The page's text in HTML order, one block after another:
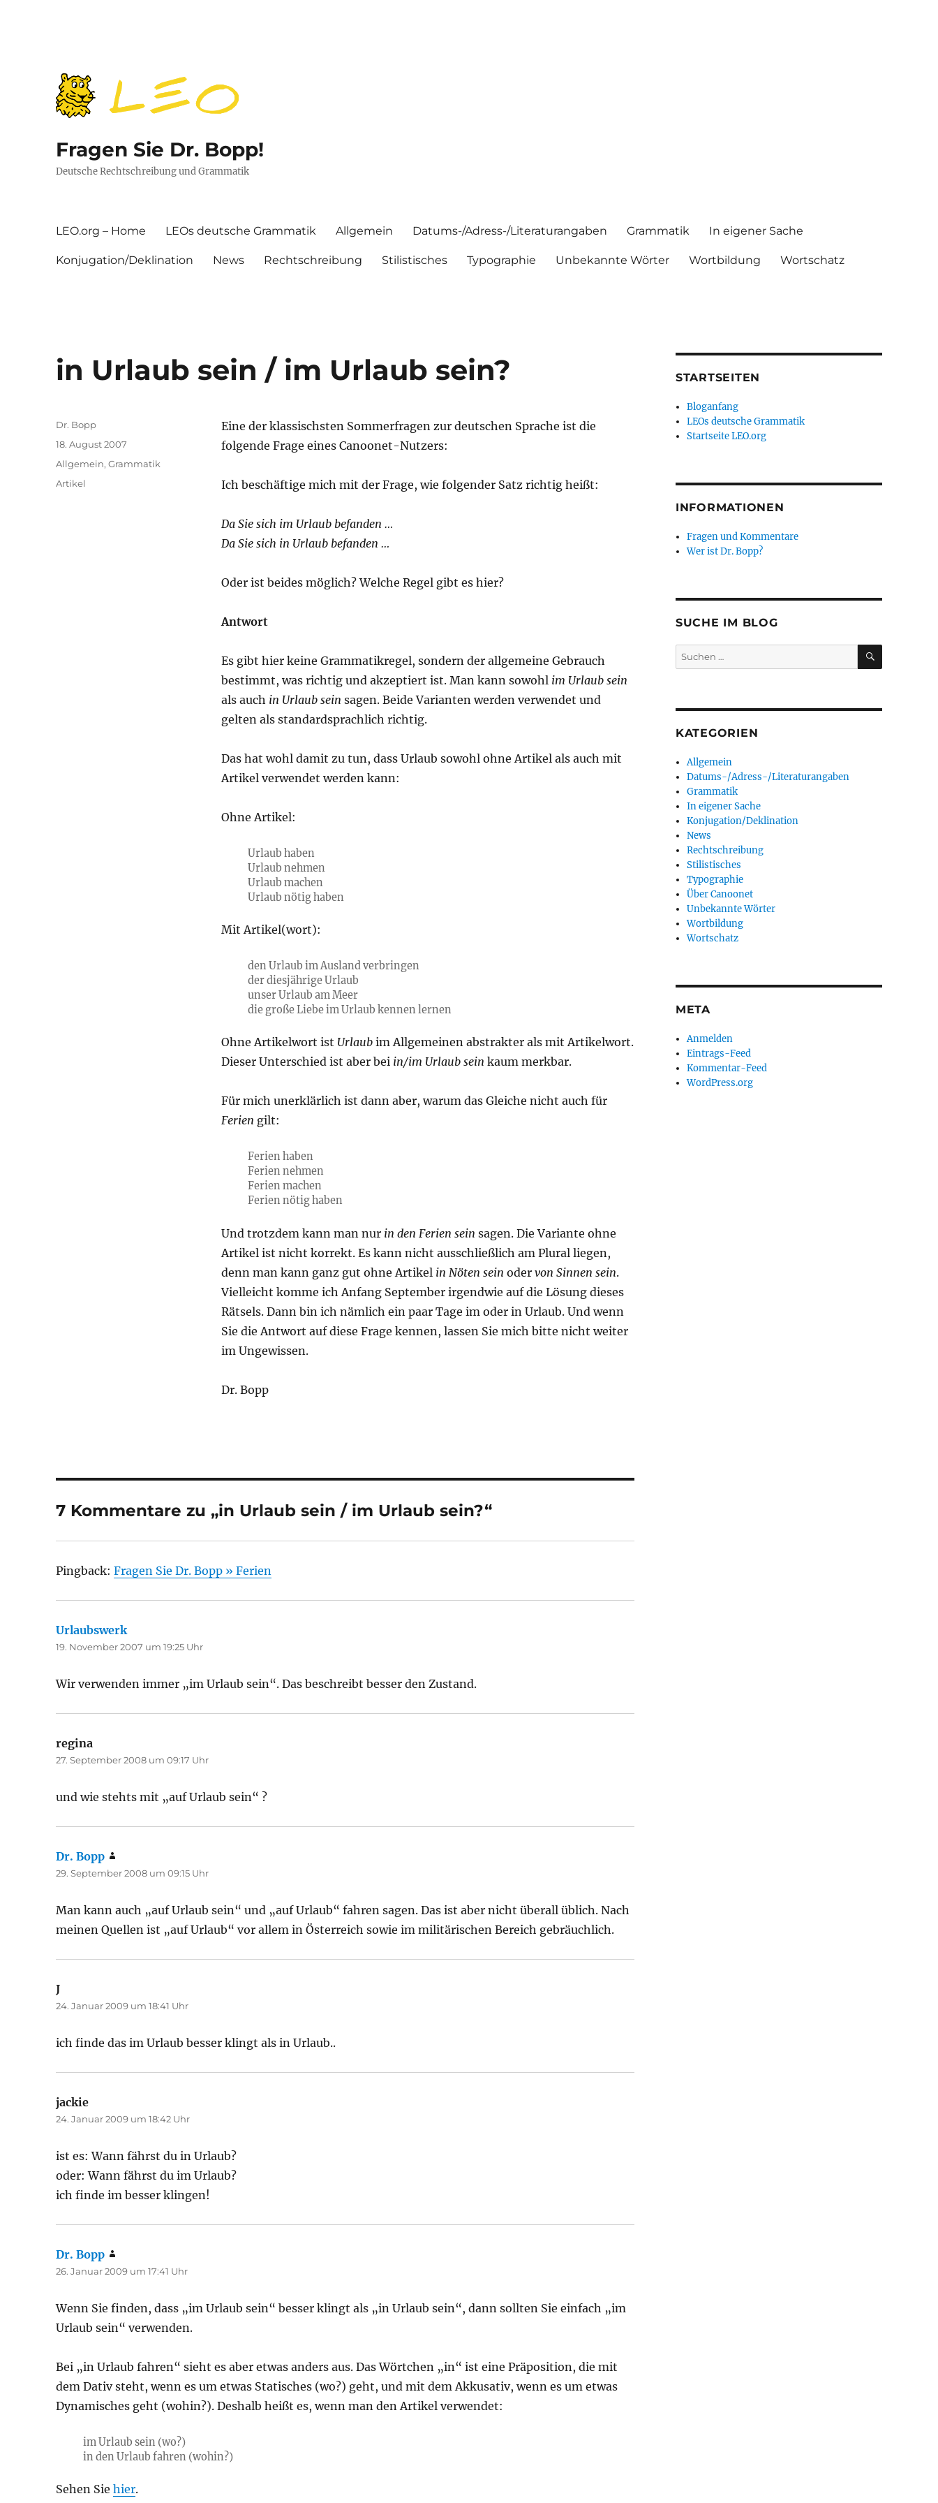
Fragen Sie Dr. Bopp!
Deutsche Rechtschreibung und Grammatik
LEO.org – Home LEOs deutsche Grammatik Allgemein Datums-/Adress-/Literaturangaben Grammatik In eigener Sache
Konjugation/Deklination News Rechtschreibung Stilistisches Typographie Unbekannte Wörter Wortbildung Wortschatz
in Urlaub sein / im Urlaub sein?
Eine der klassischsten Sommerfragen zur deutschen Sprache ist die
folgende Frage eines Canoonet-Nutzers:
Ich beschäftige mich mit der Frage, wie folgender Satz richtig heißt:
Da Sie sich im Urlaub befanden …
Da Sie sich in Urlaub befanden …
Oder ist beides möglich? Welche Regel gibt es hier?
Antwort
Es gibt hier keine Grammatikregel, sondern der allgemeine Gebrauch
bestimmt, was richtig und akzeptiert ist. Man kann sowohl im Urlaub sein
als auch in Urlaub sein sagen. Beide Varianten werden verwendet und
gelten als standardsprachlich richtig.
Das hat wohl damit zu tun, dass Urlaub sowohl ohne Artikel als auch mit
Artikel verwendet werden kann:
Ohne Artikel:
Urlaub haben
Urlaub nehmen
Urlaub machen
Urlaub nötig haben
Mit Artikel(wort):
den Urlaub im Ausland verbringen
der diesjährige Urlaub
unser Urlaub am Meer
die große Liebe im Urlaub kennen lernen
Ohne Artikelwort ist Urlaubim Allgemeinen abstrakter als mit Artikelwort.
Dieser Unterschied ist aber bei in/im Urlaub sein kaum merkbar.
Für mich unerklärlich ist dann aber, warum das Gleiche nicht auch für
Ferien gilt:
Ferien haben
Ferien nehmen
Ferien machen
Ferien nötig haben
Und trotzdem kann man nurin den Ferien sein sagen. Die Variante ohne
Artikel ist nicht korrekt. Es kann nicht ausschließlich am Plural liegen,
denn man kann ganz gut ohne Artikel in Nöten sein oder von Sinnen sein.
Vielleicht komme ich Anfang September irgendwie auf die Lösung dieses
Rätsels. Dann bin ich nämlich ein paar Tage im oder in Urlaub. Und wenn
Sie die Antwort auf diese Frage kennen, lassen Sie mich bitte nicht weiter
im Ungewissen.
Dr. Bopp
Autor
Dr. Bopp
Veröffentlicht
am
18. August 2007
Kategorien
Allgemein,Grammatik
Schlagwörter
Artikel
7 Kommentare zu „in Urlaub sein / im Urlaub sein?“
Pingback:Fragen Sie Dr. Bopp » Ferien
Urlaubswerk
19. November 2007 um 19:25 Uhr
Wir verwenden immer „im Urlaub sein“. Das beschreibt besser den Zustand.
regina
27. September 2008 um 09:17 Uhr
und wie stehts mit „auf Urlaub sein“ ?
Dr. Bopp
29. September 2008 um 09:15 Uhr
Man kann auch „auf Urlaub sein“ und „auf Urlaub“ fahren sagen. Das ist aber nicht überall üblich. Nach
meinen Quellen ist „auf Urlaub“ vor allem in Österreich sowie im militärischen Bereich gebräuchlich.
J
24. Januar 2009 um 18:41 Uhr
ich finde das im Urlaub besser klingt als in Urlaub..
jackie
24. Januar 2009 um 18:42 Uhr
ist es: Wann fährst du in Urlaub?
oder: Wann fährst du im Urlaub?
ich finde im besser klingen!
Dr. Bopp
26. Januar 2009 um 17:41 Uhr
Wenn Sie finden, dass „im Urlaub sein“ besser klingt als „in Urlaub sein“, dann sollten Sie einfach „im
Urlaub sein“ verwenden.
Bei „in Urlaub fahren“ sieht es aber etwas anders aus. Das Wörtchen „in“ ist eine Präposition, die mit
dem Dativ steht, wenn es um etwas Statisches (wo?) geht, und mit dem Akkusativ, wenn es um etwas
Dynamisches geht (wohin?). Deshalb heißt es, wenn man den Artikel verwendet:
im Urlaub sein (wo?)
in den Urlaub fahren (wohin?)
Sehen Siehier.
STARTSEITEN
Bloganfang
LEOs deutsche Grammatik
Startseite LEO.org
INFORMATIONEN
Fragen und Kommentare
Wer ist Dr. Bopp?
SUCHE IM BLOG
Suchen
nach:
SUCHEN
KATEGORIEN
Allgemein
Datums-/Adress-/Literaturangaben
Grammatik
In eigener Sache
Konjugation/Deklination
News
Rechtschreibung
Stilistisches
Typographie
Über Canoonet
Unbekannte Wörter
Wortbildung
Wortschatz
META
Anmelden
Eintrags-Feed
Kommentar-Feed
WordPress.org